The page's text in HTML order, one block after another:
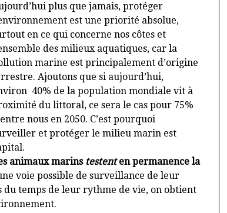
plus que jamais, protéger
est une priorité absolue,
en ce qui concerne nos côtes et
des milieux aquatiques, car la
marine est principalement d’origine
Ajoutons que si aujourd’hui,
40% de la population mondiale vit à
du littoral, ce sera le cas pour 75%
nous en 2050. C’est pourquoi
et protéger le milieu marin est
animaux marins testenten permanence la
voie possible de surveillance de leur
du temps de leur rythme de vie, on obtient